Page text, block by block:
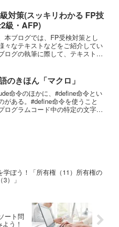
よう分野ごとに解説しよう。科目A
範囲：テク...
対策(スッキリわかる FP技
級・AFP)
本ブログでは、FP受検対策とし
々なテキストなどをご紹介してい
ログの執筆に際して、テキストを
を受検したのは今から8年ほど前
るが、これほどた...
のきほん「マクロ」
命令のほかに、#define命令とい
がある。#define命令を使うこと
ログラムコード中の特定の文字列
学ぼう！「所有権（11）所有権の
）」
ート問
う！